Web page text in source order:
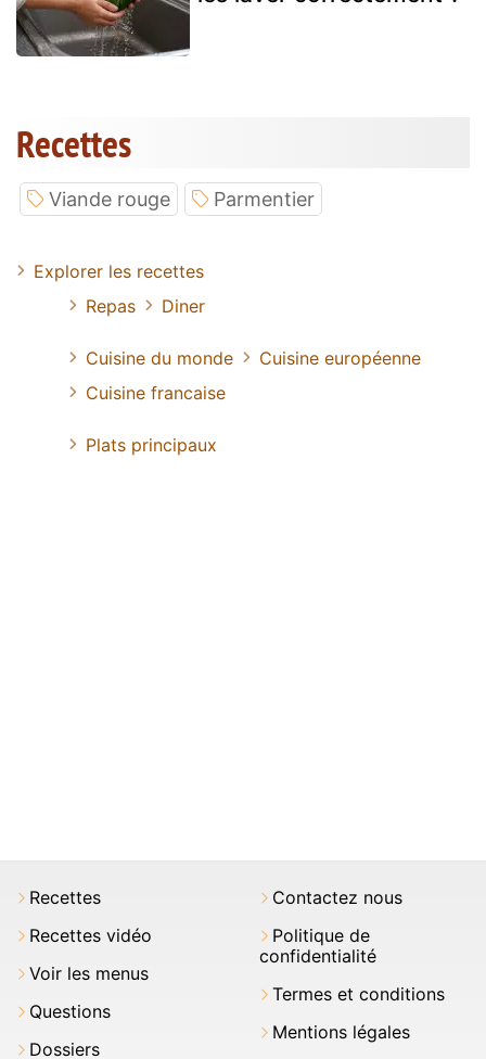
Recettes
Viande rouge Parmentier
Explorer les recettes
Repas
Diner
Cuisine du monde
Cuisine européenne
Cuisine francaise
Plats principaux
Recettes
Recettes vidéo
Voir les menus
Questions
Dossiers
Contactez nous
Politique de
confidentialité
Termes et conditions
Mentions légales